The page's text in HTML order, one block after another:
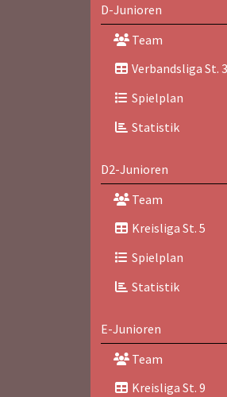
D-Junioren
Team
Verbandsliga St. 3
Spielplan
Statistik
D2-Junioren
Team
Kreisliga St. 5
Spielplan
Statistik
E-Junioren
Team
Kreisliga St. 9